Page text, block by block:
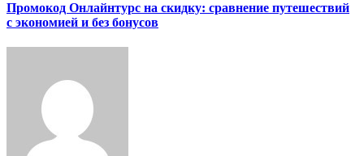
Промокод Онлайнтурс на скидку: сравнение путешествий
с экономией и без бонусов